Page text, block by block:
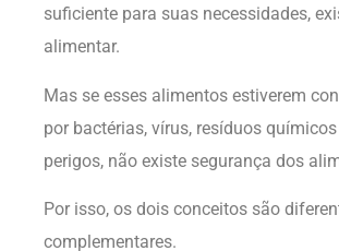
suficiente para suas necessidades,
alimentar.
Mas se esses alimentos estiverem
por bactérias, vírus, resíduos
perigos, não existe segurança dos
Por isso, os dois conceitos são
complementares.